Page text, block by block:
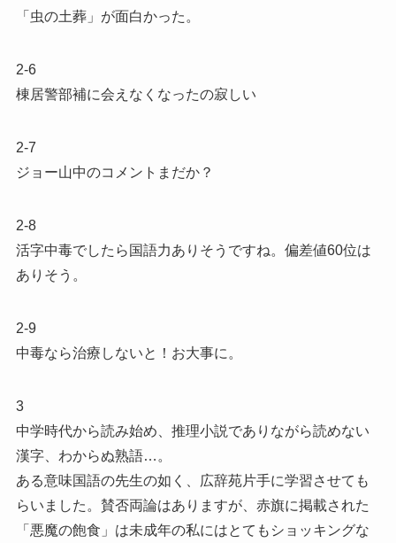
「虫の土葬」が面白かった。
2-6
棟居警部補に会えなくなったの寂しい
2-7
ジョー山中のコメントまだか？
2-8
活字中毒でしたら国語力ありそうですね。偏差値60位は
ありそう。
2-9
中毒なら治療しないと！お大事に。
3
中学時代から読み始め、推理小説でありながら読めない
漢字、わからぬ熟語…。
ある意味国語の先生の如く、広辞苑片手に学習させても
らいました。賛否両論はありますが、赤旗に掲載された
「悪魔の飽食」は未成年の私にはとてもショッキングな